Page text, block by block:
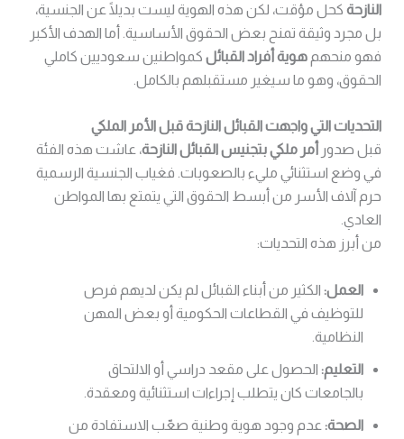
النازحةكحل مؤقت، لكن هذه الهوية ليست بديلًا عن الجنسية،
بل مجرد وثيقة تمنح بعض الحقوق الأساسية. أما الهدف الأكبر
فهو منحهم هوية أفراد القبائلكمواطنين سعوديين كاملي
الحقوق، وهو ما سيغير مستقبلهم بالكامل.
التحديات التي واجهت القبائل النازحة قبل الأمر الملكي
قبل صدور أمر ملكي بتجنيس القبائل النازحة، عاشت هذه الفئة
في وضع استثنائي مليء بالصعوبات. فغياب الجنسية الرسمية
حرم آلاف الأسر من أبسط الحقوق التي يتمتع بها المواطن
العادي.
من أبرز هذه التحديات:
العمل: الكثير من أبناء القبائل لم يكن لديهم فرص
للتوظيف في القطاعات الحكومية أو بعض المهن
النظامية.
التعليم: الحصول على مقعد دراسي أو الالتحاق
بالجامعات كان يتطلب إجراءات استثنائية ومعقدة.
الصحة: عدم وجود هوية وطنية صعّب الاستفادة من